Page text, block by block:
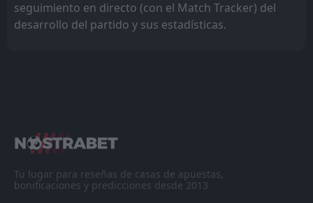
seguimiento en directo (con el Match Tracker) del
desarrollo del partido y sus estadísticas.
Tu lugar para reseñas de casas de apuestas,
bonificaciones y predicciones desde 2013